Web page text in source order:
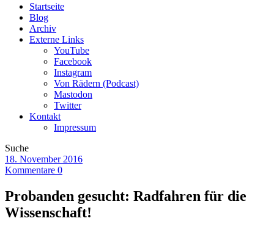
Startseite
Blog
Archiv
Externe Links
YouTube
Facebook
Instagram
Von Rädern (Podcast)
Mastodon
Twitter
Kontakt
Impressum
Suche
18. November 2016
Kommentare 0
Probanden gesucht: Radfahren für die
Wissenschaft!